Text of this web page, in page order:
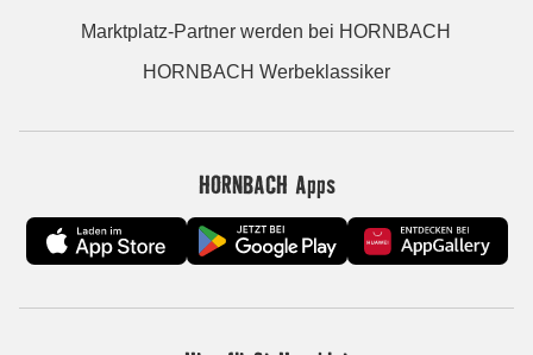
Marktplatz-Partner werden bei HORNBACH
HORNBACH Werbeklassiker
HORNBACH Apps